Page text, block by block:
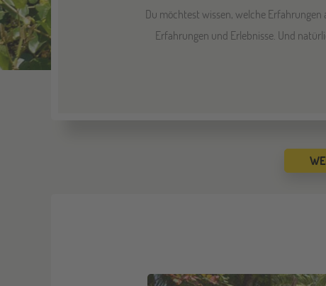
Du möchtest wissen, welche
Erfahrungen und Erlebnisse. Und